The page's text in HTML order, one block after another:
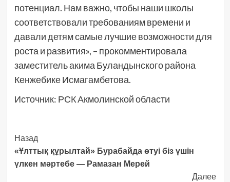
потенциал. Нам важно, чтобы наши школы
соответствовали требованиям времени и
давали детям самые лучшие возможности для
роста и развития», – прокомментировала
заместитель акима Буландынского района
Кенжебике Исмагамбетова.
Источник: РСК Акмолинской области
Post
Navigation
Назад
«Ұлттық құрылтай» Бурабайда өтуі біз үшін
үлкен мәртебе — Рамазан Мерей
Далее